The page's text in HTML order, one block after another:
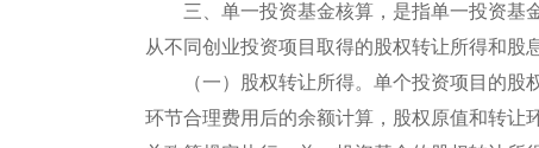
三、单一投资基金核算，是指单一投资基
从不同创业投资项目取得的股权转让所得和股
（一）股权转让所得。单个投资项目的股
环节合理费用后的余额计算，股权原值和转让